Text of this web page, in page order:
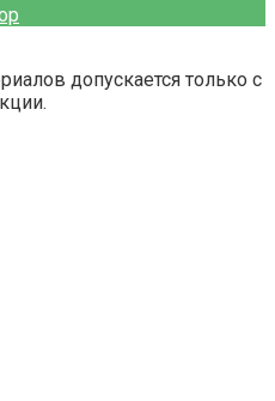
допускается только с